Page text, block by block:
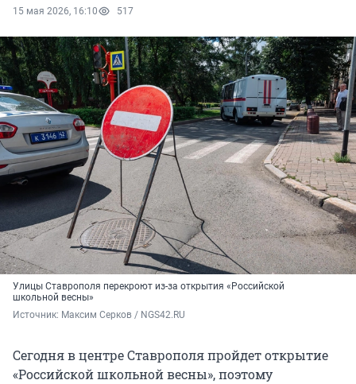
15 мая 2026, 16:10 517
Улицы Ставрополя перекроют из-за открытия «Российской
школьной весны»
Источник: Максим Серков / NGS42.RU
Сегодня в центре Ставрополя пройдет открытие
«Российской школьной весны», поэтому